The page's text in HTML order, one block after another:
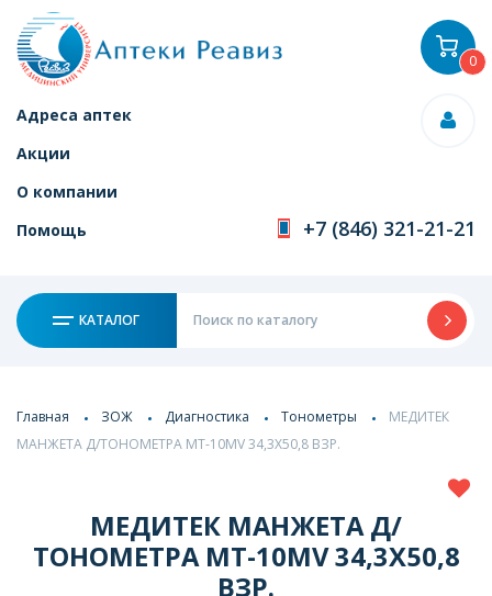
Адреса аптек
Акции
О компании
Помощь
+7 (846) 321-21-21
КАТАЛОГ
0
Главная ЗОЖ Диагностика Тонометры
МЕДИТЕК
МАНЖЕТА Д/ТОНОМЕТРА МТ-10MV 34,3Х50,8 ВЗР.
МЕДИТЕК МАНЖЕТА Д/
ТОНОМЕТРА МТ-10MV 34,3Х50,8
ВЗР.